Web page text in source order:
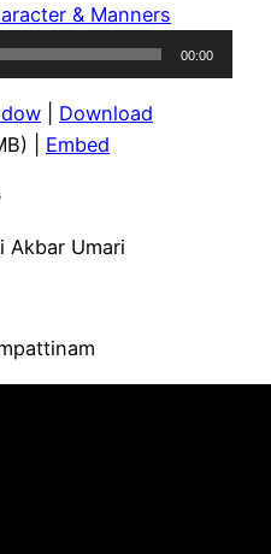
& Manners
00:00
Download
| Embed
Akbar Umari